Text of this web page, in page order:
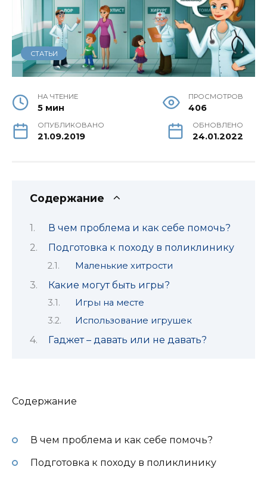
СТАТЬИ
НА ЧТЕНИЕ
5 мин
ПРОСМОТРОВ
406
ОПУБЛИКОВАНО
21.09.2019
ОБНОВЛЕНО
24.01.2022
Содержание
В чем проблема и как себе помочь?
Подготовка к походу в поликлинику
Маленькие хитрости
Какие могут быть игры?
Игры на месте
Использование игрушек
Гаджет – давать или не давать?
Содержание
В чем проблема и как себе помочь?
Подготовка к походу в поликлинику